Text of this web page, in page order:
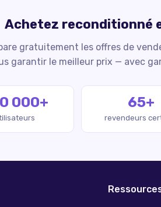
Achetez reconditionné
gratuitement les offres de
garantir le meilleur prix — avec
000+ 65+
revendeurs